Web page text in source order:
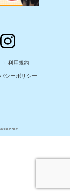
利用規約
シーポリシー